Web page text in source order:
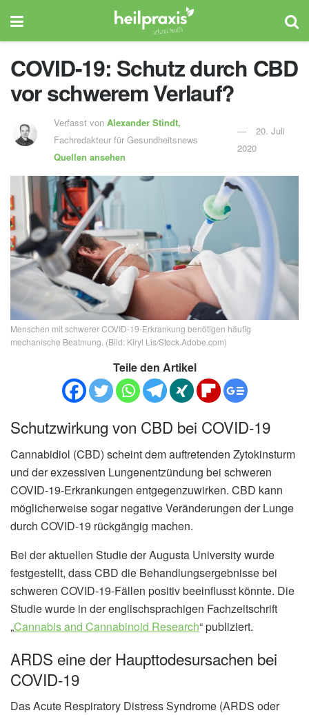
COVID-19: Schutz durch CBD
vor schwerem Verlauf?
Verfasst vonAlexander Stindt,
Fachredakteur für Gesundheitsnews
Quellen ansehen
20. Juli
2020
Menschen mit schwerer COVID-19-Erkrankung benötigen häufig
mechanische Beatmung. (Bild: Kiryl Lis/Stock.Adobe.com)
Teile den Artikel
Schutzwirkung von CBD bei COVID-19
Cannabidiol (CBD) scheint dem auftretenden Zytokinsturm
und der exzessiven Lungenentzündung bei schweren
COVID-19-Erkrankungen entgegenzuwirken. CBD kann
möglicherweise sogar negative Veränderungen der Lunge
durch COVID-19 rückgängig machen.
Bei der aktuellen Studie der Augusta University wurde
festgestellt, dass CBD die Behandlungsergebnisse bei
schweren COVID-19-Fällen positiv beeinflusst könnte. Die
Studie wurde in der englischsprachigen Fachzeitschrift
„Cannabis and Cannabinoid Research“ publiziert.
ARDS eine der Haupttodesursachen bei
COVID-19
Das Acute Respiratory Distress Syndrome (ARDS oder